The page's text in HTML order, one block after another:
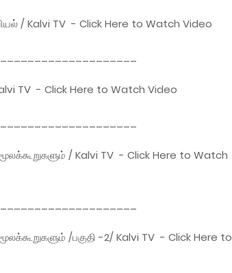
/ Kalvi TV - Click Here to Watch Video
TV - Click Here to Watch Video
/ Kalvi TV - Click Here to Watch
/பகுதி -2/ Kalvi TV - Click Here to